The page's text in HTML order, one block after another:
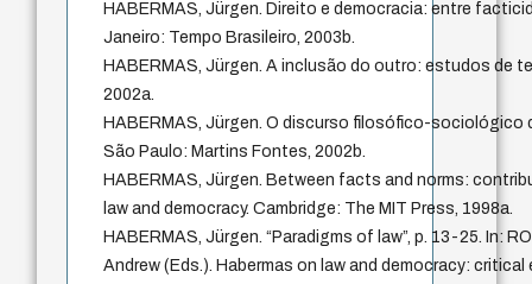
HABERMAS, Jürgen. Direito e democracia: entre
Janeiro: Tempo Brasileiro, 2003b.
HABERMAS, Jürgen. A inclusão do outro: estudos de
2002a.
HABERMAS, Jürgen. O discurso filosófico-sociológico
São Paulo: Martins Fontes, 2002b.
HABERMAS, Jürgen. Between facts and norms:
law and democracy. Cambridge: The MIT Press, 1998a.
HABERMAS, Jürgen. “Paradigms of law”, p. 13-25. In:
Andrew (Eds.). Habermas on law and democracy: